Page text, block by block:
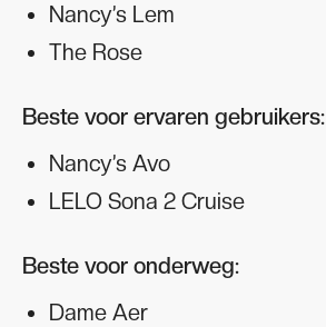
Nancy’s Lem
The Rose
Beste voor ervaren gebruikers:
Nancy’s Avo
LELO Sona 2 Cruise
Beste voor onderweg:
Dame Aer